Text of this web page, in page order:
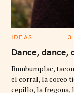
C
T
E
O
R
I
E
IDEAS 3
Dance, dance,
Bumbumplac,
el corral, la coreo
cepillo, la fregona,